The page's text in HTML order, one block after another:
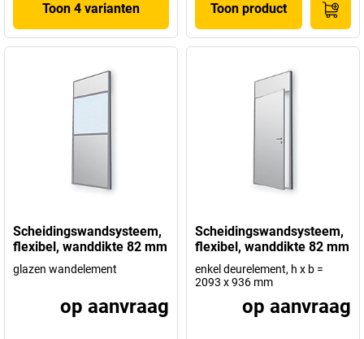
Toon 4 varianten Toon product
Scheidingswandsysteem,
flexibel, wanddikte 82 mm
glazen wandelement
op aanvraag
Scheidingswandsysteem,
flexibel, wanddikte 82 mm
enkel deurelement, h x b =
2093 x 936 mm
op aanvraag